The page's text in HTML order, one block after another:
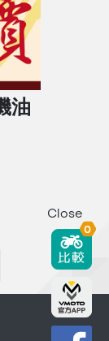
油
Close
0